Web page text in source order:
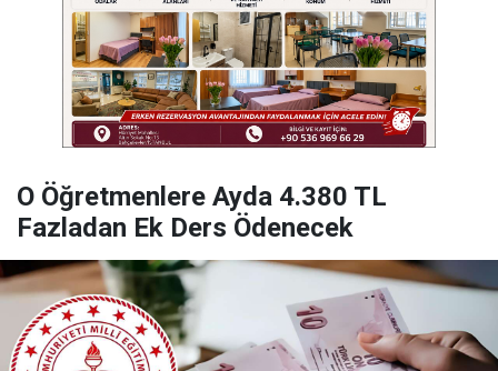
O Öğretmenlere Ayda 4.380 TL
Fazladan Ek Ders Ödenecek